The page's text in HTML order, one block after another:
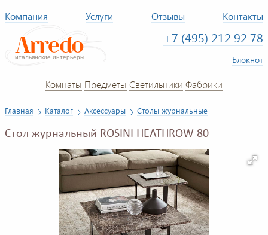
Компания Услуги Отзывы Контакты
+7 (495) 212 92 78
Блокнот
Комнаты Предметы Светильники Фабрики
Главная Каталог Аксессуары Столы журнальные
Стол журнальный ROSINI HEATHROW 80